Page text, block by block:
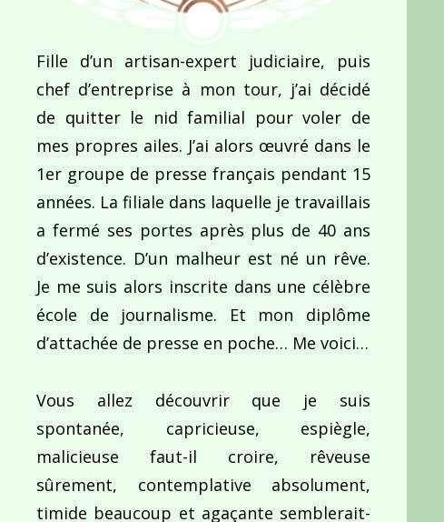
Fille d’un artisan-expert judiciaire, puis
chef d’entreprise à mon tour, j’ai décidé
de quitter le nid familial pour voler de
mes propres ailes. J’ai alors œuvré dans le
1er groupe de presse français pendant 15
années. La filiale dans laquelle je travaillais
a fermé ses portes après plus de 40 ans
d’existence. D’un malheur est né un rêve.
Je me suis alors inscrite dans une célèbre
école de journalisme. Et mon diplôme
d’attachée de presse en poche… Me voici…
Vous allez découvrir que je suis
spontanée, capricieuse, espiègle,
malicieuse faut-il croire, rêveuse
sûrement, contemplative absolument,
timide beaucoup et agaçante semblerait-